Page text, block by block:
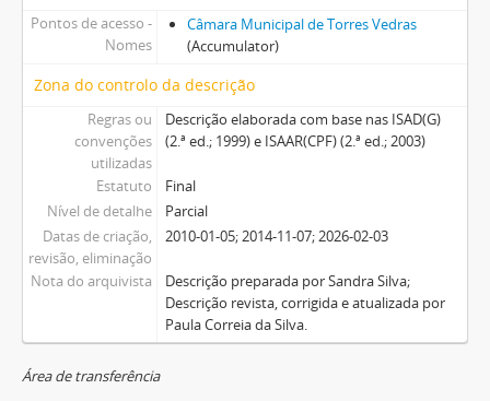
Pontos de acesso -
Nomes
Câmara Municipal de Torres Vedras
(Accumulator)
Zona do controlo da descrição
Regras ou
convenções
utilizadas
Descrição elaborada com base nas ISAD(G)
(2.ª ed.; 1999) e ISAAR(CPF) (2.ª ed.; 2003)
Estatuto
Final
Nível de detalhe
Parcial
Datas de criação,
revisão, eliminação
2010-01-05; 2014-11-07; 2026-02-03
Nota do arquivista
Descrição preparada por Sandra Silva;
Descrição revista, corrigida e atualizada por
Paula Correia da Silva.
Área de transferência